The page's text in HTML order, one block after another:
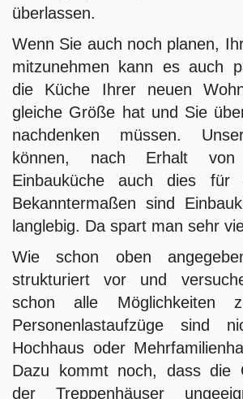
überlassen.
Wenn Sie auch noch planen,
mitzunehmen kann es auch
die Küche Ihrer neuen
gleiche Größe hat und Sie
nachdenken müssen.
können, nach Erhalt
Einbauküche auch dies für
Bekanntermaßen sind
langlebig. Da spart man sehr
Wie schon oben
strukturiert vor und
schon alle Möglichkeiten
Personenlastaufzüge sind
Hochhaus oder
Dazu kommt noch, dass die
der Treppenhäuser